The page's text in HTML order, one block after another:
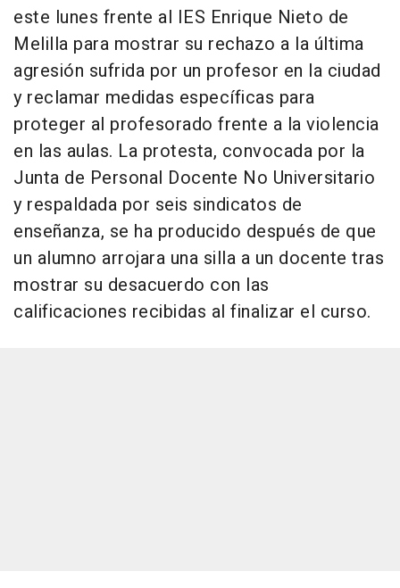
este lunes frente al IES Enrique Nieto de
Melilla para mostrar su rechazo a la última
agresión sufrida por un profesor en la ciudad
y reclamar medidas específicas para
proteger al profesorado frente a la violencia
en las aulas. La protesta, convocada por la
Junta de Personal Docente No Universitario
y respaldada por seis sindicatos de
enseñanza, se ha producido después de que
un alumno arrojara una silla a un docente tras
mostrar su desacuerdo con las
calificaciones recibidas al finalizar el curso.